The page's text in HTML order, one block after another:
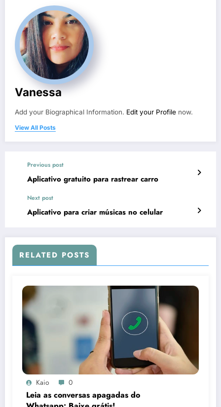
Vanessa
Add your Biographical Information. Edit your Profile now.
View All Posts
Previous post
Aplicativo gratuito para rastrear carro
Next post
Aplicativo para criar músicas no celular
RELATED POSTS
Kaio 0
Leia as conversas apagadas do